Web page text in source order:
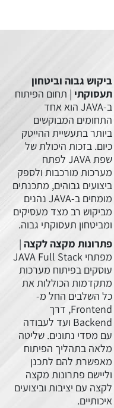
ביקוש גבוה וביטחון
תעסוקתי | תחום הפיתוח
ב-JAVA הוא אחד
התחומים המבוקשים
ביותר בתעשיית ההייטק
כיום. בזכות היכולת של
שפת JAVA לפתח
מערכות מורכבות ולספק
ביצועים גבוהים, מתכנתים
מומחים ב-JAVA נהנים
מביקוש רב מצד מעסיקים
ומביטחון תעסוקתי גבוה.
פתרונות מקצה לקצה|
מפתחי JAVA Full Stack
עוסקים בפיתוח מערכות
מתקדמות הכוללות את
כל השלבים החל מ-
Frontend, דרך
Backend ועד לעבודה
עם מסדי נתונים. שליטה
מלאה בתהליך הפיתוח
מאפשרת להם לתכנן
וליישם פתרונות מקצה
לקצה עם יציבות וביצועים
איכותיים.